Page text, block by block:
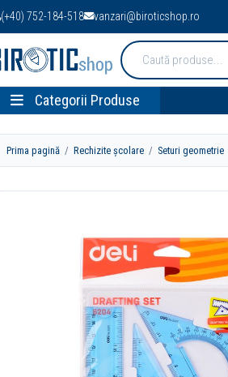
(+40) 752-184-518 vanzari@biroticshop.ro
Cauta
produse:
Categorii Produse
Prima pagină /Rechizite școlare /Seturi geometrie